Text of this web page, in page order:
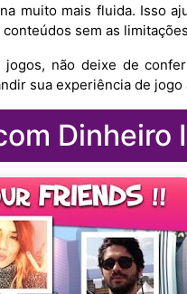
muito mais fluida. Isso
sem as
não deixe de
sua experiência de jogo
Dinheiro